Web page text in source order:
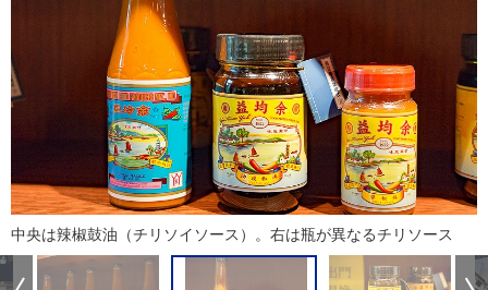
中央は辣椒鼓油（チリソイソース）。右は瓶が異なるチリソース